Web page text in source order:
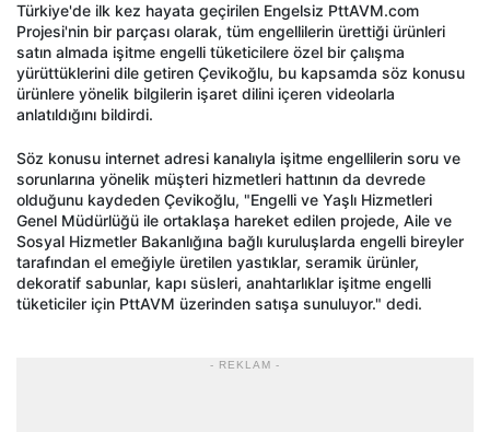
Türkiye'de ilk kez hayata geçirilen Engelsiz PttAVM.com
Projesi'nin bir parçası olarak, tüm engellilerin ürettiği ürünleri
satın almada işitme engelli tüketicilere özel bir çalışma
yürüttüklerini dile getiren Çevikoğlu, bu kapsamda söz konusu
ürünlere yönelik bilgilerin işaret dilini içeren videolarla
anlatıldığını bildirdi.
Söz konusu internet adresi kanalıyla işitme engellilerin soru ve
sorunlarına yönelik müşteri hizmetleri hattının da devrede
olduğunu kaydeden Çevikoğlu, "Engelli ve Yaşlı Hizmetleri
Genel Müdürlüğü ile ortaklaşa hareket edilen projede, Aile ve
Sosyal Hizmetler Bakanlığına bağlı kuruluşlarda engelli bireyler
tarafından el emeğiyle üretilen yastıklar, seramik ürünler,
dekoratif sabunlar, kapı süsleri, anahtarlıklar işitme engelli
tüketiciler için PttAVM üzerinden satışa sunuluyor." dedi.
- REKLAM -